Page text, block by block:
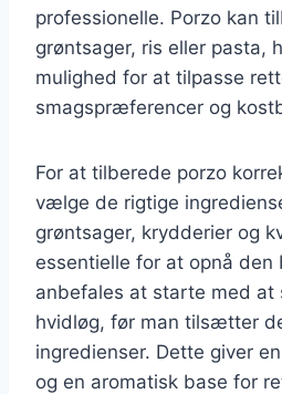
professionelle. Porzo kan
grøntsager, ris eller pasta,
mulighed for at tilpasse
smagspræferencer og
For at tilberede porzo
vælge de rigtige
grøntsager, krydderier og
essentielle for at opnå den
anbefales at starte med at
hvidløg, før man tilsætter
ingredienser. Dette giver
og en aromatisk base for